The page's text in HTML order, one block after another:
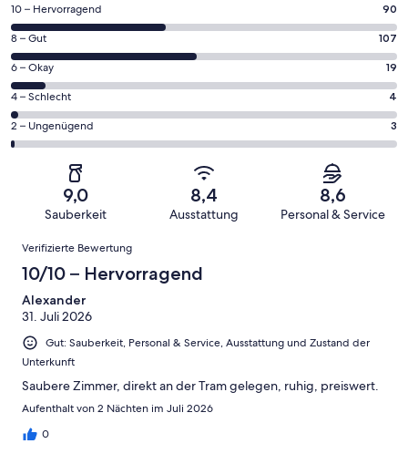
90
von
insgesamt
223
Gästebewertungen
haben
eine
Bewertung
Hervorragend
10 – Hervorragend 90
107
von
insgesamt
223
Gästebewertungen
haben
Bewertung
Gut
8 – Gut 107
19
von
insgesamt
223
Gästebewertungen
Bewertung
Okay
6 – Okay 19
4
von
insgesamt
Gästebewertungen
von
Schlecht
4 – Schlecht 4
3
von
insgesamt
Gästebewertungen
haben
eine
Bewertung
von
Ungenügend
2 – Ungenügend 3
9,0
Sauberkeit
8,4
Ausstattung
8,6
Personal & Service
Bewertungen
Verifizierte Bewertung
10/10 – Hervorragend
Alexander
31. Juli 2026
Gut: Sauberkeit, Personal & Service, Ausstattung und Zustand der
Unterkunft
Saubere Zimmer, direkt an der Tram gelegen, ruhig, preiswert.
Aufenthalt von 2 Nächten im Juli 2026
0